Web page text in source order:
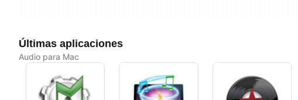
Últimas aplicaciones
Audio para Mac